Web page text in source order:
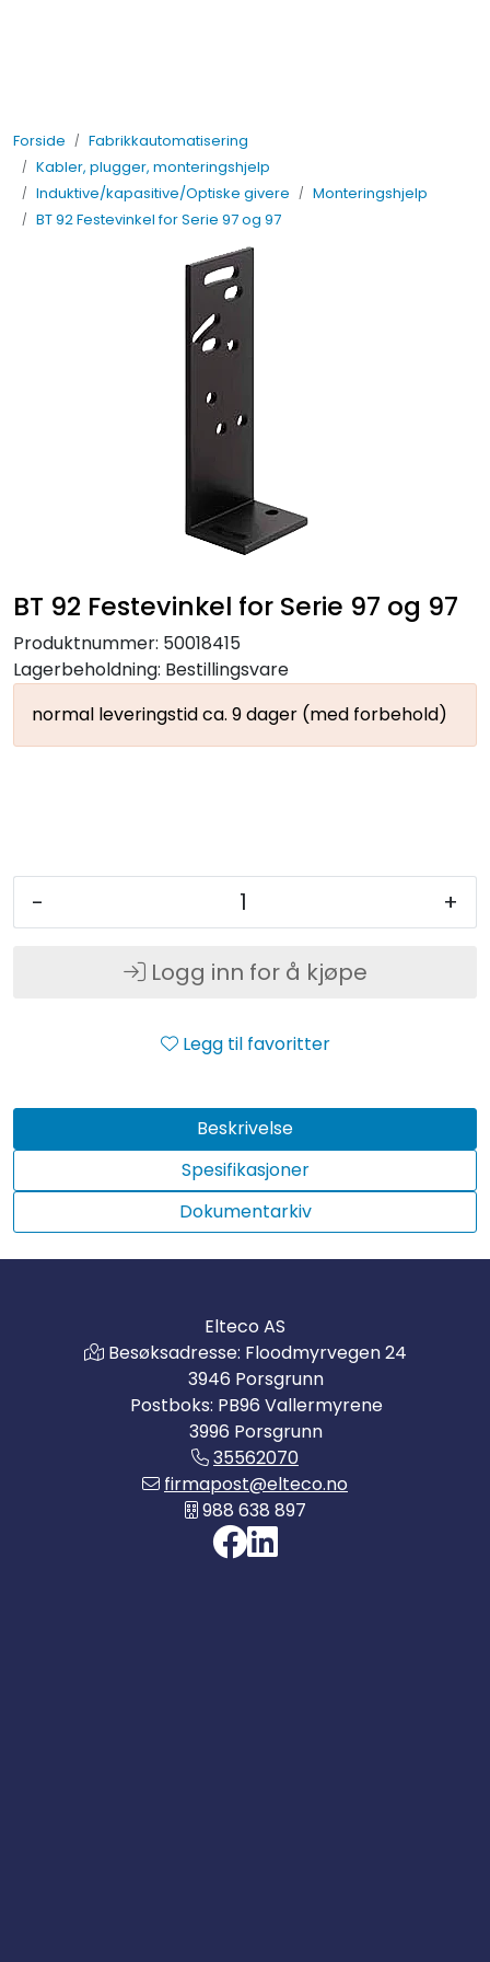
Forside
Fabrikkautomatisering
Kabler, plugger, monteringshjelp
Induktive/kapasitive/Optiske givere
Monteringshjelp
BT 92 Festevinkel for Serie 97 og 97
BT 92 Festevinkel for Serie 97 og 97
Produktnummer: 50018415
Lagerbeholdning: Bestillingsvare
normal leveringstid ca. 9 dager (med forbehold)
- +
Logg inn for å kjøpe
Legg til favoritter
Beskrivelse
Spesifikasjoner
Dokumentarkiv
Elteco AS
Besøksadresse: Floodmyrvegen 24
3946 Porsgrunn
Postboks: PB96 Vallermyrene
3996 Porsgrunn
35562070
firmapost@elteco.no
988 638 897
Fabrikkautomatisering
Prosessautomatisering